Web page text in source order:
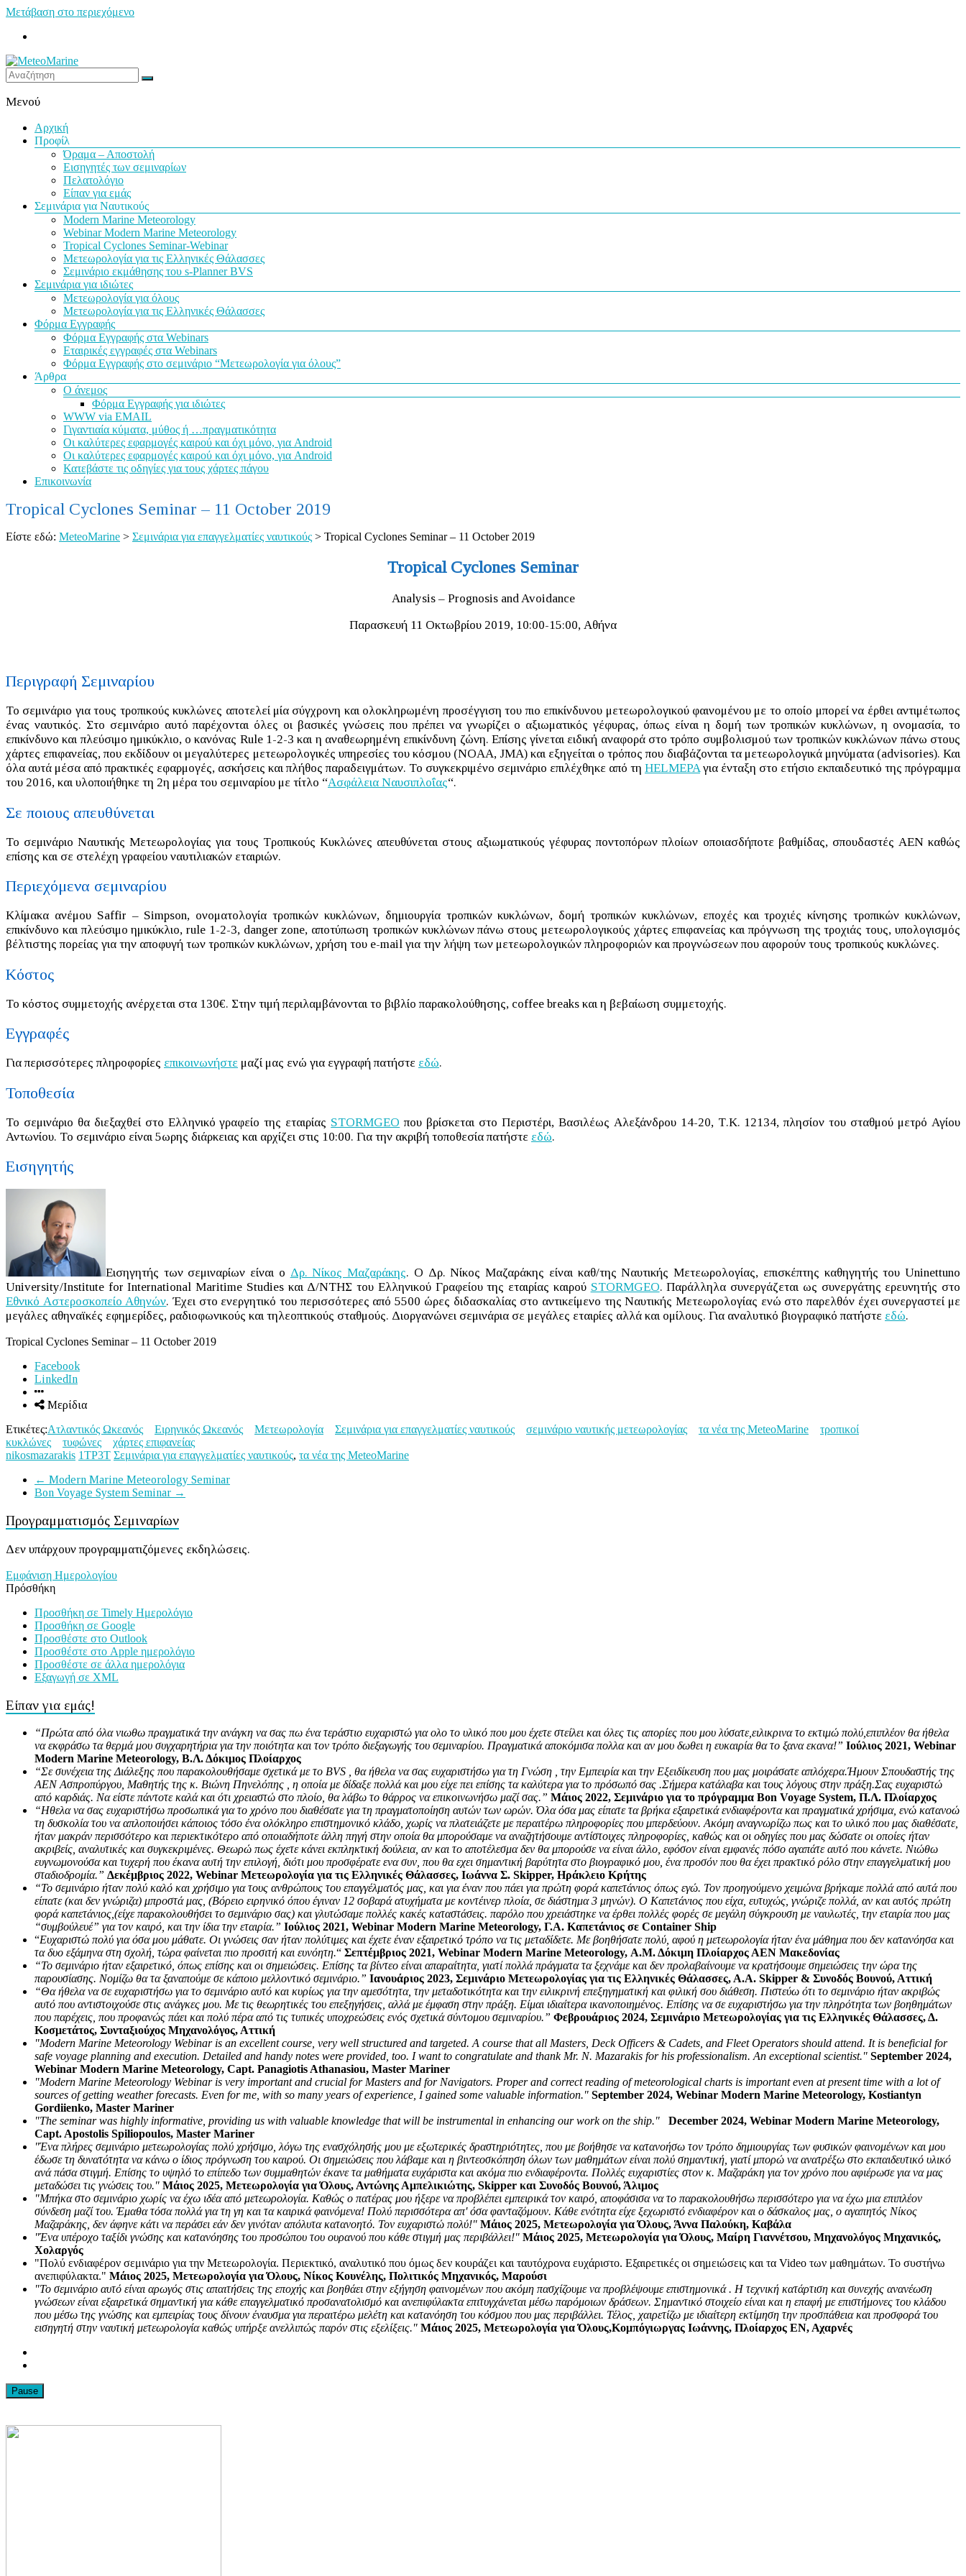
Μετάβαση στο περιεχόμενο
Μενού
Αρχική
Προφίλ
Όραμα – Αποστολή
Εισηγητές των σεμιναρίων
Πελατολόγιο
Είπαν για εμάς
Σεμινάρια για Ναυτικούς
Modern Marine Meteorology
Webinar Modern Marine Meteorology
Tropical Cyclones Seminar-Webinar
Μετεωρολογία για τις Ελληνικές Θάλασσες
Σεμινάριο εκμάθησης του s-Planner BVS
Σεμινάρια για ιδιώτες
Μετεωρολογία για όλους
Μετεωρολογία για τις Ελληνικές Θάλασσες
Φόρμα Εγγραφής
Φόρμα Εγγραφής στα Webinars
Εταιρικές εγγραφές στα Webinars
Φόρμα Εγγραφής στο σεμινάριο “Μετεωρολογία για όλους”
Άρθρα
Ο άνεμος
Φόρμα Εγγραφής για ιδιώτες
WWW via EMAIL
Γιγαντιαία κύματα, μύθος ή …πραγματικότητα
Οι καλύτερες εφαρμογές καιρού και όχι μόνο, για Android
Οι καλύτερες εφαρμογές καιρού και όχι μόνο, για Android
Κατεβάστε τις οδηγίες για τους χάρτες πάγου
Επικοινωνία
Tropical Cyclones Seminar – 11 October 2019
Είστε εδώ: MeteoMarine > Σεμινάρια για επαγγελματίες ναυτικούς > Tropical Cyclones Seminar – 11 October 2019
Tropical Cyclones Seminar
Analysis – Prognosis and Avoidance
Παρασκευή 11 Οκτωβρίου 2019, 10:00-15:00, Αθήνα
Περιγραφή Σεμιναρίου
Το σεμινάριο για τους τροπικούς κυκλώνες αποτελεί μία σύγχρονη και ολοκληρωμένη προσέγγιση του πιο επικίνδυνου μετεωρολογικού φαινομένου με το οποίο μπορεί να έρθει αντιμέτωπος
ένας ναυτικός. Στο σεμινάριο αυτό παρέχονται όλες οι βασικές γνώσεις που πρέπει να γνωρίζει ο αξιωματικός γέφυρας, όπως είναι η δομή των τροπικών κυκλώνων, η ονομασία, το
επικίνδυνο και πλεύσιμο ημικύκλιο, ο κανόνας Rule 1-2-3 και η αναθεωρημένη επικίνδυνη ζώνη. Επίσης γίνεται ειδική αναφορά στο τρόπο συμβολισμού των τροπικών κυκλώνων πάνω στους
χάρτες επιφανείας, που εκδίδουν οι μεγαλύτερες μετεωρολογικές υπηρεσίες του κόσμου (NOAA, JMA) και εξηγείται ο τρόπος που διαβάζονται τα μετεωρολογικά μηνύματα (advisories). Και
όλα αυτά μέσα από πρακτικές εφαρμογές, ασκήσεις και πλήθος παραδειγμάτων. Το συγκεκριμένο σεμινάριο επιλέχθηκε από τη HELMEPAγια ένταξη στο ετήσιο εκπαιδευτικό της πρόγραμμα
του 2016, και υλοποιήθηκε τη 2η μέρα του σεμιναρίου με τίτλο “Ασφάλεια Ναυσιπλοΐας“.
Σε ποιους απευθύνεται
Το σεμινάριο Ναυτικής Μετεωρολογίας για τους Τροπικούς Κυκλώνες απευθύνεται στους αξιωματικούς γέφυρας ποντοπόρων πλοίων οποιασδήποτε βαθμίδας, σπουδαστές ΑΕΝ καθώς
επίσης και σε στελέχη γραφείου ναυτιλιακών εταιριών.
Περιεχόμενα σεμιναρίου
Κλίμακα ανέμου Saffir – Simpson, ονοματολογία τροπικών κυκλώνων, δημιουργία τροπικών κυκλώνων, δομή τροπικών κυκλώνων, εποχές και τροχιές κίνησης τροπικών κυκλώνων,
επικίνδυνο και πλεύσιμο ημικύκλιο, rule 1-2-3, danger zone, αποτύπωση τροπικών κυκλώνων πάνω στους μετεωρολογικούς χάρτες επιφανείας και πρόγνωση της τροχιάς τους, υπολογισμός
βέλτιστης πορείας για την αποφυγή των τροπικών κυκλώνων, χρήση του e-mail για την λήψη των μετεωρολογικών πληροφοριών και προγνώσεων που αφορούν τους τροπικούς κυκλώνες.
Κόστος
Το κόστος συμμετοχής ανέρχεται στα 130€. Στην τιμή περιλαμβάνονται το βιβλίο παρακολούθησης, coffee breaks και η βεβαίωση συμμετοχής.
Εγγραφές
Για περισσότερες πληροφορίες επικοινωνήστε μαζί μας ενώ για εγγραφή πατήστε εδώ.
Τοποθεσία
Το σεμινάριο θα διεξαχθεί στο Ελληνικό γραφείο της εταιρίας STORMGEO που βρίσκεται στο Περιστέρι, Βασιλέως Αλεξάνδρου 14-20, Τ.Κ. 12134, πλησίον του σταθμού μετρό Αγίου
Αντωνίου. Το σεμινάριο είναι 5ωρης διάρκειας και αρχίζει στις 10:00. Για την ακριβή τοποθεσία πατήστε εδώ.
Εισηγητής
Εισηγητής των σεμιναρίων είναι ο Δρ. Νίκος Μαζαράκης. Ο Δρ. Νίκος Μαζαράκης είναι καθ/της Ναυτικής Μετεωρολογίας, επισκέπτης καθηγητής του Uninettuno
University/Institute for International Maritime Studies και Δ/ΝΤΗΣ του Ελληνικού Γραφείου της εταιρίας καιρού STORMGEO. Παράλληλα συνεργάζεται ως συνεργάτης ερευνητής στο
Εθνικό Αστεροσκοπείο Αθηνών. Έχει στο ενεργητικό του περισσότερες από 5500 ώρες διδασκαλίας στο αντικείμενο της Ναυτικής Μετεωρολογίας ενώ στο παρελθόν έχει συνεργαστεί με
μεγάλες αθηναϊκές εφημερίδες, ραδιοφωνικούς και τηλεοπτικούς σταθμούς. Διοργανώνει σεμινάρια σε μεγάλες εταιρίες αλλά και ομίλους. Για αναλυτικό βιογραφικό πατήστε εδώ.
Tropical Cyclones Seminar – 11 October 2019
Facebook
LinkedIn
Μερίδια
Ετικέτες:Ατλαντικός Ωκεανός Ειρηνικός Ωκεανός Μετεωρολογία Σεμινάρια για επαγγελματίες ναυτικούς σεμινάριο ναυτικής μετεωρολογίας τα νέα της MeteoMarine
τροπικοί
κυκλώνες
τυφώνες
χάρτες επιφανείας
nikosmazarakis 1ΤΡ3Τ Σεμινάρια για επαγγελματίες ναυτικούς, τα νέα της MeteoMarine
← Modern Marine Meteorology Seminar
Bon Voyage System Seminar →
Προγραμματισμός Σεμιναρίων
Δεν υπάρχουν προγραμματιζόμενες εκδηλώσεις.
Εμφάνιση Ημερολογίου
Πρόσθήκη
Προσθήκη σε Timely Ημερολόγιο
Προσθήκη σε Google
Προσθέστε στο Outlook
Προσθέστε στο Apple ημερολόγιο
Προσθέστε σε άλλα ημερολόγια
Εξαγωγή σε XML
Είπαν για εμάς!
“Πρώτα από όλα νιωθω πραγματικά την ανάγκη να σας πω ένα τεράστιο ευχαριστώ για ολο το υλικό που μου έχετε στείλει και όλες τις απορίες που μου λύσατε,ειλικρινα το εκτιμώ πολύ,επιπλέον θα ήθελα
να εκφράσω τα θερμά μου συγχαρητήρια για την ποιότητα και τον τρόπο διεξαγωγής του σεμιναρίου. Πραγματικά αποκόμισα πολλα και αν μου δωθει η ευκαιρία θα το ξανα εκανα!” Ιούλιος 2021, Webinar
Modern Marine Meteorology, Β.Λ. Δόκιμος Πλοίαρχος
“Σε συνέχεια της Διάλεξης που παρακολουθήσαμε σχετικά με το BVS , θα ήθελα να σας ευχαριστήσω για τη Γνώση , την Εμπειρία και την Εξειδίκευση που μας μοιράσατε απλόχερα.Ήμουν Σπουδαστής της
ΑΕΝ Ασπροπύργου, Μαθητής της κ. Βιώνη Πηνελόπης , η οποία με δίδαξε πολλά και μου είχε πει επίσης τα καλύτερα για το πρόσωπό σας .Σήμερα κατάλαβα και τους λόγους στην πράξη.Σας ευχαριστώ
από καρδιάς. Να είστε πάντοτε καλά και ότι χρειαστώ στο πλοίο, θα λάβω το θάρρος να επικοινωνήσω μαζί σας.” Μάιος 2022, Σεμινάριο για το πρόγραμμα Bon Voyage System, Π.Λ. Πλοίαρχος
“Ηθελα να σας ευχαριστήσω προσωπικά για το χρόνο που διαθέσατε για τη πραγματοποίηση αυτών των ωρών. Όλα όσα μας είπατε τα βρήκα εξαιρετικά ενδιαφέροντα και πραγματικά χρήσιμα, ενώ κατανοώ
τη δυσκολία του να απλοποιήσει κάποιος τόσο ένα ολόκληρο επιστημονικό κλάδο, χωρίς να πλατειάζετε με περαιτέρω πληροφορίες που μπερδεύουν. Ακόμη αναγνωρίζω πως και το υλικό που μας διαθέσατε,
ήταν μακράν περισσότερο και περιεκτικότερο από οποιαδήποτε άλλη πηγή στην οποία θα μπορούσαμε να αναζητήσουμε αντίστοιχες πληροφορίες, καθώς και οι οδηγίες που μας δώσατε οι οποίες ήταν
ακριβείς, αναλυτικές και συγκεκριμένες. Θεωρώ πως έχετε κάνει εκπληκτική δούλεια, αν και το αποτέλεσμα δεν θα μπορούσε να είναι άλλο, εφόσον είναι εμφανές πόσο αγαπάτε αυτό που κάνετε. Νιώθω
ευγνωμονούσα και τυχερή που έκανα αυτή την επιλογή, διότι μου προσφέρατε ενα συν, που θα εχει σημαντική βαρύτητα στο βιογραφικό μου, ένα προσόν που θα έχει πρακτικό ρόλο στην επαγγελματική μου
σταδιοδρομία.” Δεκέμβριος 2022, Webinar Μετεωρολογία για τις Ελληνικές Θάλασσες, Ιωάννα Σ. Skipper, Ηράκλειο Κρήτης
“Το σεμινάριο ήταν πολύ καλό και χρήσιμο για τους ανθρώπους του επαγγέλματός μας, και για έναν που πάει για πρώτη φορά καπετάνιος όπως εγώ. Τον προηγούμενο χειμώνα βρήκαμε πολλά από αυτά που
είπατε (και δεν γνώριζα) μπροστά μας, (Βόρειο ειρηνικό όπου έγιναν 12 σοβαρά ατυχήματα με κοντέινερ πλοία, σε διάστημα 3 μηνών). Ο Καπετάνιος που είχα, ευτυχώς, γνώριζε πολλά, αν και αυτός πρώτη
φορά καπετάνιος,(είχε παρακολουθήσει το σεμινάριο σας) και γλυτώσαμε πολλές κακές καταστάσεις. παρόλο που χρειάστηκε να έρθει πολλές φορές σε μεγάλη σύγκρουση με ναυλωτές, την εταιρία που μας
“συμβούλευέ” για τον καιρό, και την ίδια την εταιρία.” Ιούλιος 2021, Webinar Modern Marine Meteorology, Γ.Α. Καπετάνιος σε Container Ship
“Ευχαριστώ πολύ για όσα μου μάθατε. Οι γνώσεις σαν ήταν πολύτιμες και έχετε έναν εξαιρετικό τρόπο να τις μεταδίδετε. Με βοηθήσατε πολύ, αφού η μετεωρολογία ήταν ένα μάθημα που δεν κατανόησα και
τα δυο εξάμηνα στη σχολή, τώρα φαίνεται πιο προσιτή και ευνόητη.“ Σεπτέμβριος 2021, Webinar Modern Marine Meteorology, Α.Μ. Δόκιμη Πλοίαρχος ΑΕΝ Μακεδονίας
“Το σεμινάριο ήταν εξαιρετικό, όπως επίσης και οι σημειώσεις. Επίσης τα βίντεο είναι απαραίτητα, γιατί πολλά πράγματα τα ξεχνάμε και δεν προλαβαίνουμε να κρατήσουμε σημειώσεις την ώρα της
παρουσίασης. Νομίζω θα τα ξαναπούμε σε κάποιο μελλοντικό σεμινάριο.” Ιανουάριος 2023, Σεμινάριο Μετεωρολογίας για τις Ελληνικές Θάλασσες, Α.Α. Skipper & Συνοδός Βουνού, Αττική
“Θα ήθελα να σε ευχαριστήσω για το σεμινάριο αυτό και κυρίως για την αμεσότητα, την μεταδοτικότητα και την ειλικρινή επεξηγηματική και φιλική σου διάθεση. Πιστεύω ότι το σεμινάριο ήταν ακριβώς
αυτό που αντιστοιχούσε στις ανάγκες μου. Με τις θεωρητικές του επεξηγήσεις, αλλά με έμφαση στην πράξη. Είμαι ιδιαίτερα ικανοποιημένος. Επίσης να σε ευχαριστήσω για την πληρότητα των βοηθημάτων
που παρέχεις, που προφανώς πάει και πολύ πέρα από τις τυπικές υποχρεώσεις ενός σχετικά σύντομου σεμιναρίου.” Φεβρουάριος 2024, Σεμινάριο Μετεωρολογίας για τις Ελληνικές Θάλασσες, Δ.
Κοσμετάτος, Συνταξιούχος Μηχανολόγος, Αττική
"Modern Marine Meteorology Webinar is an excellent course, very well structured and targeted. A course that all Masters, Deck Officers & Cadets, and Fleet Operators should attend. It is beneficial for
safe voyage planning and execution. Detailed and handy notes were provided, too. I want to congratulate and thank Mr. N. Mazarakis for his professionalism. An exceptional scientist." September 2024,
Webinar Modern Marine Meteorology, Capt. Panagiotis Athanasiou, Master Mariner
"Modern Marine Meteorology Webinar is very important and crucial for Masters and for Navigators. Proper and correct reading of meteorological charts is important even at present time with a lot of
sources of getting weather forecasts. Even for me, with so many years of experience, I gained some valuable information." September 2024, Webinar Modern Marine Meteorology, Kostiantyn
Gordiienko, Master Mariner
"The seminar was highly informative, providing us with valuable knowledge that will be instrumental in enhancing our work on the ship."
December 2024, Webinar Modern Marine Meteorology,
Capt. Apostolis Spiliopoulos, Master Mariner
"Ένα πλήρες σεμινάριο μετεωρολογίας πολύ χρήσιμο, λόγω της ενασχόλησής μου με εξωτερικές δραστηριότητες, που με βοήθησε να κατανοήσω τον τρόπο δημιουργίας των φυσικών φαινομένων και μου
έδωσε τη δυνατότητα να κάνω ο ίδιος πρόγνωση του καιρού. Οι σημειώσεις που λάβαμε και η βιντεοσκόπηση όλων των μαθημάτων είναι πολύ σημαντική, γιατί μπορώ να ανατρέξω στο εκπαιδευτικό υλικό
ανά πάσα στιγμή. Επίσης το υψηλό το επίπεδο των συμμαθητών έκανε τα μαθήματα ευχάριστα και ακόμα πιο ενδιαφέροντα. Πολλές ευχαριστίες στον κ. Μαζαράκη για τον χρόνο που αφιέρωσε για να μας
μεταδώσει τις γνώσεις του." Μάιος 2025, Μετεωρολογία για Όλους, Αντώνης Αμπελικιώτης, Skipper και Συνοδός Βουνού, Άλιμος
"Μπήκα στο σεμινάριο χωρίς να έχω ιδέα από μετεωρολογία. Καθώς ο πατέρας μου ήξερε να προβλέπει εμπειρικά τον καιρό, αποφάσισα να το παρακολουθήσω περισσότερο για να έχω μια επιπλέον
σύνδεση μαζί του. Έμαθα τόσα πολλά για τη γη και τα καιρικά φαινόμενα! Πολύ περισσότερα απ' όσα φανταζόμουν. Κάθε ενότητα είχε ξεχωριστό ενδιαφέρον και ο δάσκαλος μας, ο αγαπητός Νίκος
Μαζαράκης, δεν άφηνε κάτι να περάσει εάν δεν γινόταν απόλυτα κατανοητό. Τον ευχαριστώ πολύ!" Μάιος 2025, Μετεωρολογία για Όλους, Άννα Παλούκη, Καβάλα
"Ένα υπέροχο ταξίδι γνώσης και κατανόησης του προσώπου του ουρανού που κάθε στιγμή μας περιβάλλει!" Μάιος 2025, Μετεωρολογία για Όλους, Μαίρη Γιαννέτσου, Μηχανολόγος Μηχανικός,
Χολαργός
"Πολύ ενδιαφέρον σεμινάριο για την Μετεωρολογία. Περιεκτικό, αναλυτικό που όμως δεν κουράζει και ταυτόχρονα ευχάριστο. Εξαιρετικές οι σημειώσεις και τα Video των μαθημάτων. Το συστήνω
ανεπιφύλακτα." Μάιος 2025, Μετεωρολογία για Όλους, Νίκος Κουνέλης, Πολιτικός Μηχανικός, Μαρούσι
"Το σεμινάριο αυτό είναι αρωγός στις απαιτήσεις της εποχής και βοηθάει στην εξήγηση φαινομένων που ακόμη πασχίζουμε να προβλέψουμε επιστημονικά . Η τεχνική κατάρτιση και συνεχής ανανέωση
γνώσεων είναι εξαιρετικά σημαντική για κάθε επαγγελματικό προσανατολισμό και ανεπιφύλακτα επιτυγχάνεται μέσω παρόμοιων δράσεων. Σημαντικό στοιχείο είναι και η επαφή με επιστήμονες του κλάδου
που μέσω της γνώσης και εμπειρίας τους δίνουν έναυσμα για περαιτέρω μελέτη και κατανόηση του κόσμου που μας περιβάλλει. Τέλος, χαιρετίζω με ιδιαίτερη εκτίμηση την προσπάθεια και προσφορά του
εισηγητή στην ναυτική μετεωρολογία καθώς υπήρξε ανελλιπώς παρόν στις εξελίξεις." Μάιος 2025, Μετεωρολογία για Όλους,Κομπόγιωργας Ιωάννης, Πλοίαρχος ΕΝ, Αχαρνές
Pause